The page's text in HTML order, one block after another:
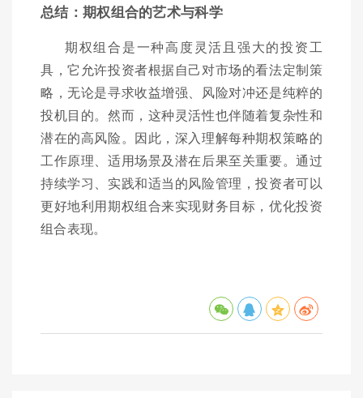
总结：期权组合的艺术与科学
期权组合是一种高度灵活且强大的投资工
具，它允许投资者根据自己对市场的看法定制策
略，无论是寻求收益增强、风险对冲还是纯粹的
投机目的。然而，这种灵活性也伴随着复杂性和
潜在的高风险。因此，深入理解每种期权策略的
工作原理、适用场景及潜在后果至关重要。通过
持续学习、实践和适当的风险管理，投资者可以
更好地利用期权组合来实现财务目标，优化投资
组合表现。